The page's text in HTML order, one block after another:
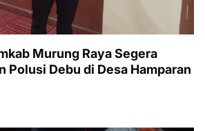
Murung Raya Segera
Polusi Debu di Desa Hamparan